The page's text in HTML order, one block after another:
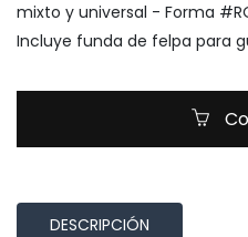
mixto y universal - Forma
Incluye funda de felpa para
DESCRIPCIÓN